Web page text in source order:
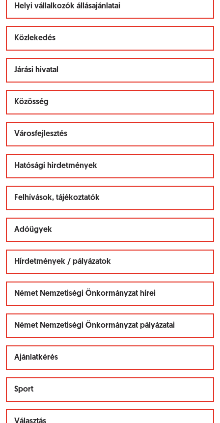
Helyi vállalkozók állásajánlatai
Közlekedés
Járási hivatal
Közösség
Városfejlesztés
Hatósági hirdetmények
Felhívások, tájékoztatók
Adóügyek
Hírdetmények / pályázatok
Német Nemzetiségi Önkormányzat hírei
Német Nemzetiségi Önkormányzat pályázatai
Ajánlatkérés
Sport